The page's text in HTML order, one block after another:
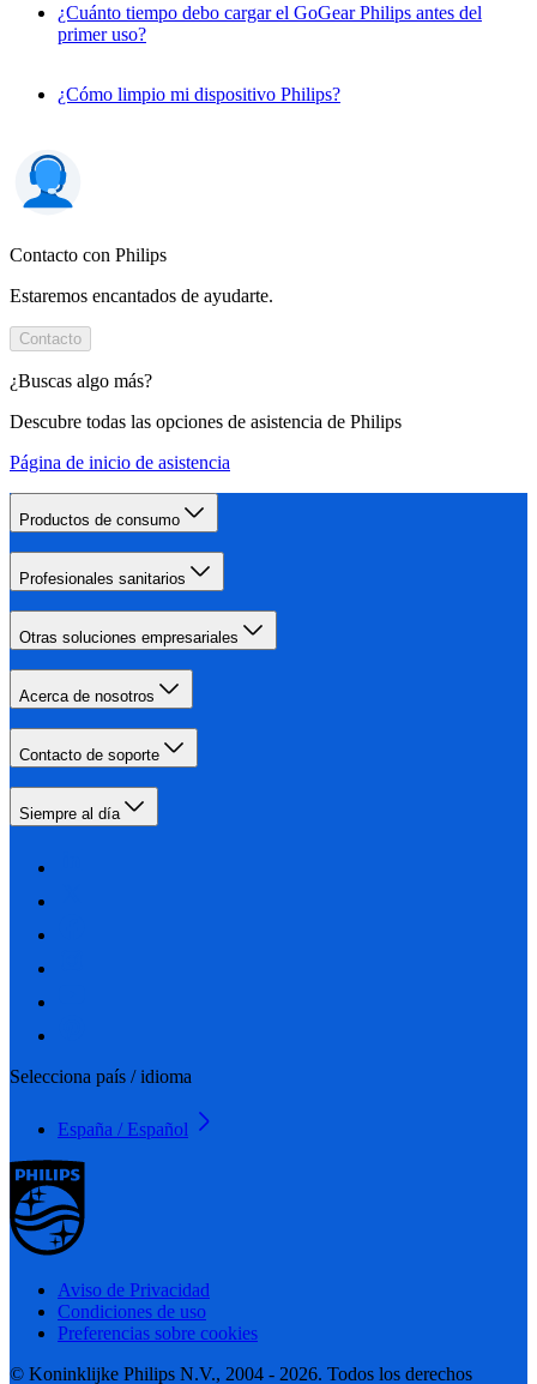
¿Cuánto tiempo debo cargar el GoGear Philips antes del
primer uso?
¿Cómo limpio mi dispositivo Philips?
Contacto con Philips
Estaremos encantados de ayudarte.
Contacto
¿Buscas algo más?
Descubre todas las opciones de asistencia de Philips
Página de inicio de asistencia
Productos de consumo
Profesionales sanitarios
Otras soluciones empresariales
Acerca de nosotros
Contacto de soporte
Siempre al día
Selecciona país / idioma
España / Español
Aviso de Privacidad
Condiciones de uso
Preferencias sobre cookies
© Koninklijke Philips N.V., 2004 - 2026. Todos los derechos